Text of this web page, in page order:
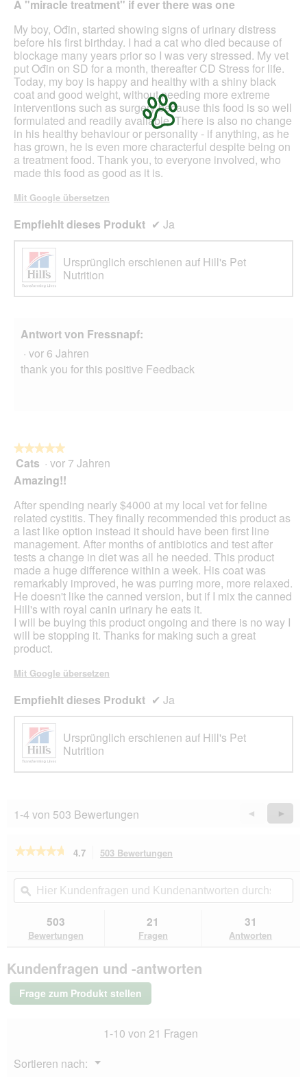
f
e
l
d
g
e
ö
f
f
n
e
t
.
e
i
n
m
o
d
a
l
e
s
D
i
a
o
f
ö
n
5
Sternen.
A "miracle treatment" if ever there was one
My boy, Ođin, started showing signs of urinary distress
before his first birthday. I had a cat who died because of
blockage many years prior so I was very stressed. My vet
put Ođin on SD for a month, thereafter CD Stress for life.
Today, my boy is happy and healthy with a shiny black
coat and good weight, without needing more extreme
interventions such as surgery because this food is so well
formulated and readily available. There is also no change
in his healthy behaviour or personality - if anything, as he
has grown, he is even more characterful despite being on
a treatment food. Thank you, to everyone involved, who
made this food as good as it is.
Mit Google übersetzen
Empfiehlt dieses Produkt ✔ Ja
Ursprünglich erschienen auf Hill's Pet
Nutrition
Antwort von Fressnapf:
· vor 6 Jahren
thank you for this positive Feedback
★★★★★
★★★★★
5
5
Sternen.
Cats · vor 7 Jahren
Amazing!!
After spending nearly $4000 at my local vet for feline
related cystitis. They finally recommended this product as
a last like option instead it should have been first line
management. After months of antibiotics and test after
tests a change in diet was all he needed. This product
made a huge difference within a week. His coat was
remarkably improved, he was purring more, more relaxed.
He doesn't like the canned version, but if I mix the canned
Hill's with royal canin urinary he eats it.
I will be buying this product ongoing and there is no way I
will be stopping it. Thanks for making such a great
product.
Mit Google übersetzen
Empfiehlt dieses Produkt ✔ Ja
Ursprünglich erschienen auf Hill's Pet
Nutrition
1-4 von 503 Bewertungen
Zurück
Reviews
◄
Weiter
►
★★★★★
★★★★★
5
lesen
Hill's
c/d
Stress
Urinary
4.7 503 Bewertungen
Aktion
navigierst
du
Bewertungen.
Hier
Kundenfragen
und
Kundenantworten
durchsuchen
ϙ
503
Bewertungen
21
Fragen
31
Antworten
Kundenfragen und -antworten
Frage zum Produkt stellen
1-10 von 21 Fragen
Sortieren nach:
▼
Menü